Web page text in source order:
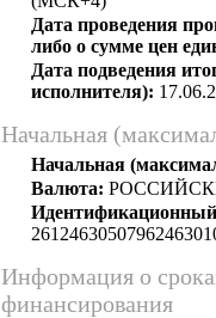
Дата проведения
либо о сумме цен
Дата подведения
исполнителя):
Начальная
Начальная
Валюта:
Информация о
финансирования